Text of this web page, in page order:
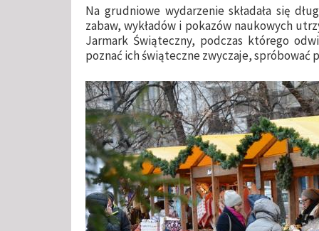
Na grudniowe wydarzenie składała się
zabaw, wykładów i pokazów naukowych
Jarmark Świąteczny, podczas którego
poznać ich świąteczne zwyczaje, spróbować